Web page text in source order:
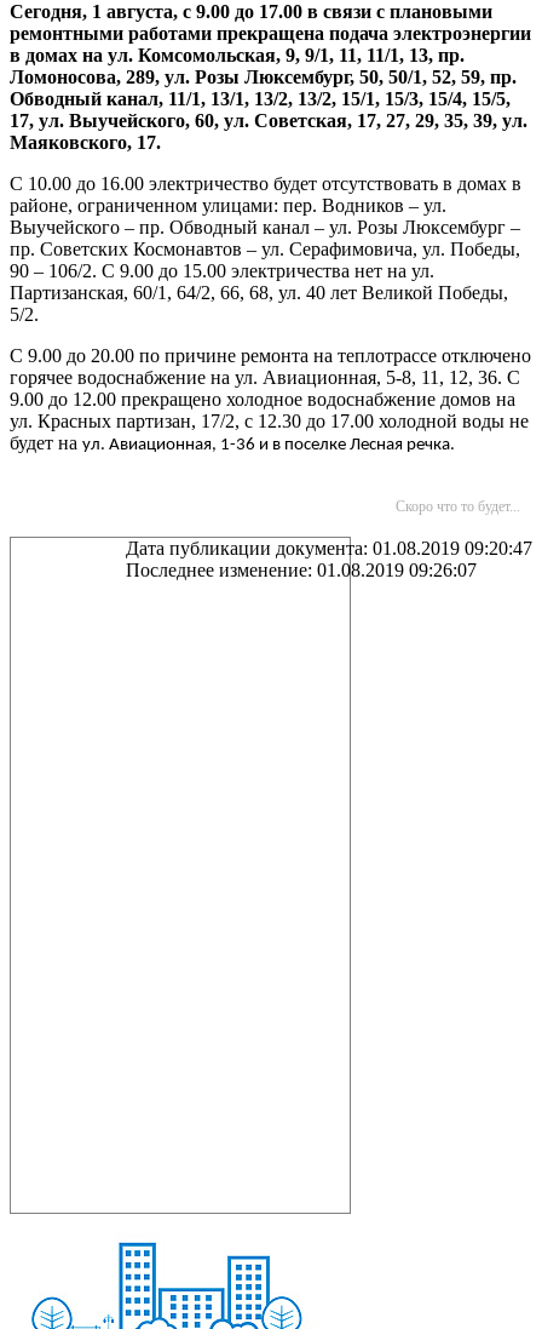
Сегодня, 1 августа, с 9.00 до 17.00 в связи с плановыми
ремонтными работами прекращена подача электроэнергии
в домах на ул. Комсомольская, 9, 9/1, 11, 11/1, 13, пр.
Ломоносова, 289, ул. Розы Люксембург, 50, 50/1, 52, 59, пр.
Обводный канал, 11/1, 13/1, 13/2, 13/2, 15/1, 15/3, 15/4, 15/5,
17, ул. Выучейского, 60, ул. Советская, 17, 27, 29, 35, 39, ул.
Маяковского, 17.
С 10.00 до 16.00 электричество будет отсутствовать в домах в
районе, ограниченном улицами: пер. Водников – ул.
Выучейского – пр. Обводный канал – ул. Розы Люксембург –
пр. Советских Космонавтов – ул. Серафимовича, ул. Победы,
90 – 106/2. С 9.00 до 15.00 электричества нет на ул.
Партизанская, 60/1, 64/2, 66, 68, ул. 40 лет Великой Победы,
5/2.
С 9.00 до 20.00 по причине ремонта на теплотрассе отключено
горячее водоснабжение на ул. Авиационная, 5-8, 11, 12, 36. С
9.00 до 12.00 прекращено холодное водоснабжение домов на
ул. Красных партизан, 17/2, с 12.30 до 17.00 холодной воды не
будет на ул. Авиационная, 1-36 и в поселке Лесная речка.
Скоро что то будет...
Дата публикации документа: 01.08.2019 09:20:47
Последнее изменение: 01.08.2019 09:26:07